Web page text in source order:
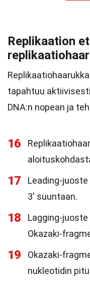
Replikaation
tapahtuu
DNA:n nopean ja
16
17
Leading-
3' suuntaan.
18
Lagging-
Okazaki-
19
Okazaki-
nukleotidin